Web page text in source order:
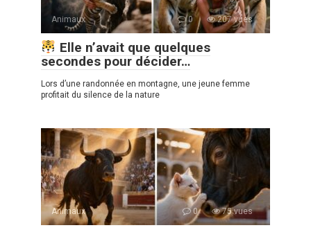
Animaux 0 207 vues
Elle n’avait que quelques
secondes pour décider…
Lors d’une randonnée en montagne, une jeune femme
profitait du silence de la nature
Animaux 0 75 vues